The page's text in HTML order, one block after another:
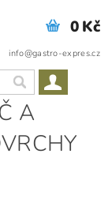
info@gastro-expres.cz
0 Kč
A